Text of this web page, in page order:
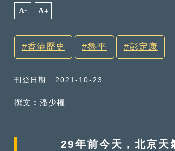
A- A+
香港歷史 魯平 彭定康
刊登日期 : 2021-10-23
撰文︰潘少權
29年前今天，北京天氣